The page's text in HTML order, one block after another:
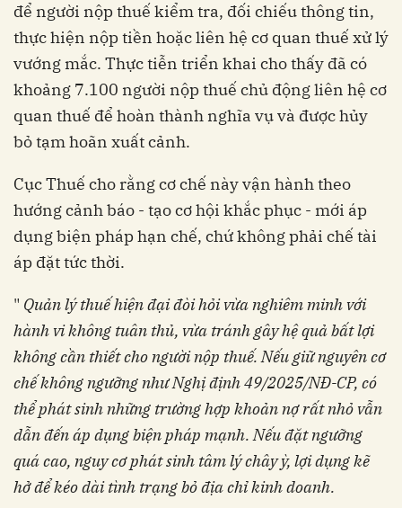
để người nộp thuế kiểm tra, đối chiếu thông tin,
thực hiện nộp tiền hoặc liên hệ cơ quan thuế xử lý
vướng mắc. Thực tiễn triển khai cho thấy đã có
khoảng 7.100 người nộp thuế chủ động liên hệ cơ
quan thuế để hoàn thành nghĩa vụ và được hủy
bỏ tạm hoãn xuất cảnh.
Cục Thuế cho rằng cơ chế này vận hành theo
hướng cảnh báo - tạo cơ hội khắc phục - mới áp
dụng biện pháp hạn chế, chứ không phải chế tài
áp đặt tức thời.
" Quản lý thuế hiện đại đòi hỏi vừa nghiêm minh với
hành vi không tuân thủ, vừa tránh gây hệ quả bất lợi
không cần thiết cho người nộp thuế. Nếu giữ nguyên cơ
chế không ngưỡng như Nghị định 49/2025/NĐ-CP, có
thể phát sinh những trường hợp khoản nợ rất nhỏ vẫn
dẫn đến áp dụng biện pháp mạnh. Nếu đặt ngưỡng
quá cao, nguy cơ phát sinh tâm lý chây ỳ, lợi dụng kẽ
hở để kéo dài tình trạng bỏ địa chỉ kinh doanh.